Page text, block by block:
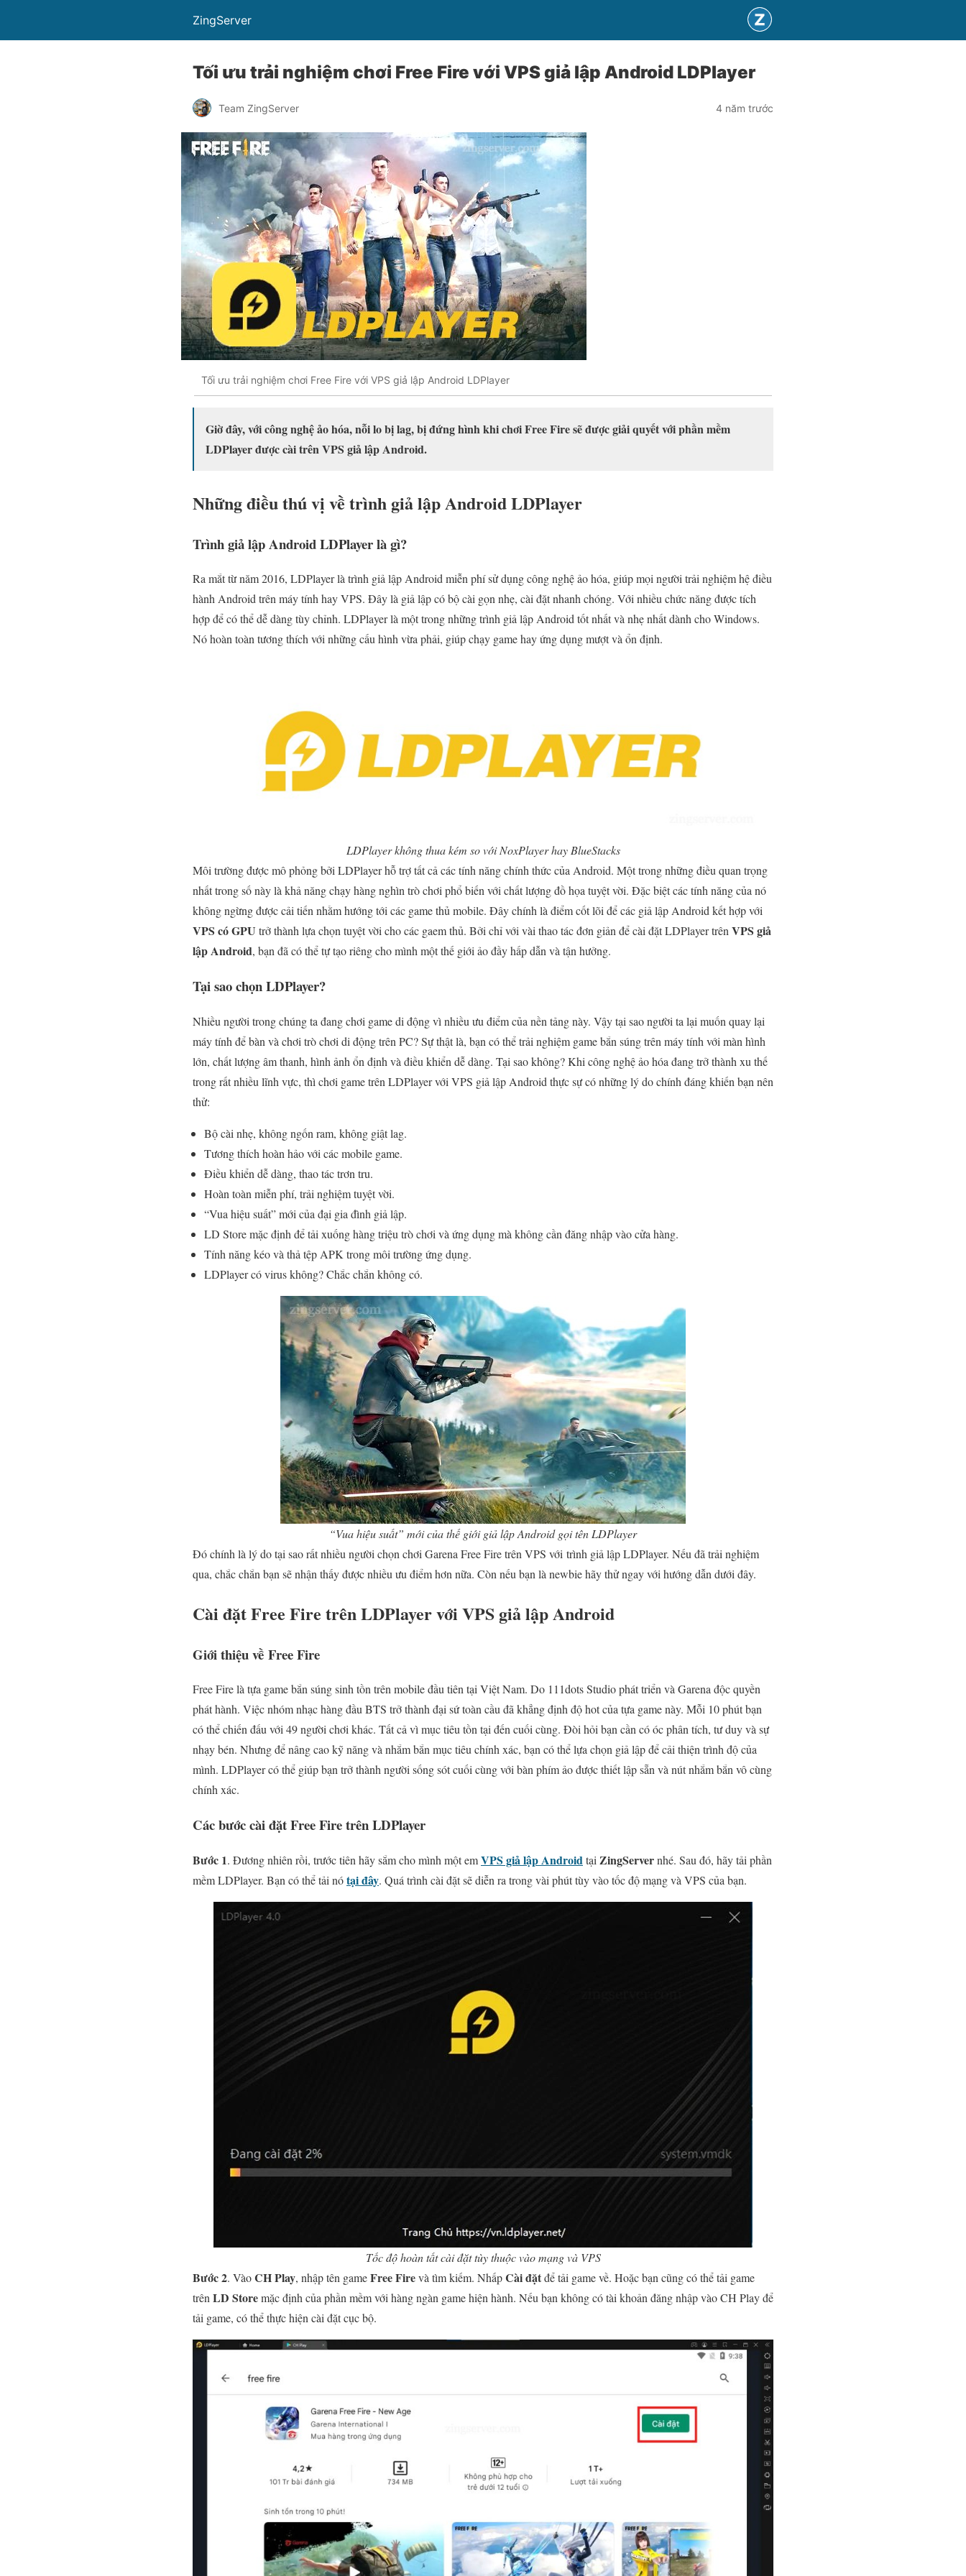
ZingServer
Tối ưu trải nghiệm chơi Free Fire với VPS giả lập Android LDPlayer
Team ZingServer 4 năm trước
Tối ưu trải nghiệm chơi Free Fire với VPS giả lập Android LDPlayer
Giờ đây, với công nghệ ảo hóa, nỗi lo bị lag, bị đứng hình khi chơi Free Fire sẽ được giải quyết với phần mềm
LDPlayer được cài trên VPS giả lập Android.
Những điều thú vị về trình giả lập Android LDPlayer
Trình giả lập Android LDPlayer là gì?
Ra mắt từ năm 2016, LDPlayer là trình giả lập Android miễn phí sử dụng công nghệ ảo hóa, giúp mọi người trải nghiệm hệ điều
hành Android trên máy tính hay VPS. Đây là giả lập có bộ cài gọn nhẹ, cài đặt nhanh chóng. Với nhiều chức năng được tích
hợp để có thể dễ dàng tùy chỉnh. LDPlayer là một trong những trình giả lập Android tốt nhất và nhẹ nhất dành cho Windows.
Nó hoàn toàn tương thích với những cấu hình vừa phải, giúp chạy game hay ứng dụng mượt và ổn định.
LDPlayer không thua kém so với NoxPlayer hay BlueStacks
Môi trường được mô phỏng bởi LDPlayer hỗ trợ tất cả các tính năng chính thức của Android. Một trong những điều quan trọng
nhất trong số này là khả năng chạy hàng nghìn trò chơi phổ biến với chất lượng đồ họa tuyệt vời. Đặc biệt các tính năng của nó
không ngừng được cải tiến nhằm hướng tới các game thủ mobile. Đây chính là điểm cốt lõi để các giả lập Android kết hợp với
VPS có GPU trở thành lựa chọn tuyệt vời cho các gaem thủ. Bởi chỉ với vài thao tác đơn giản để cài đặt LDPlayer trênVPS giả
lập Android, bạn đã có thể tự tạo riêng cho mình một thế giới ảo đầy hấp dẫn và tận hưởng.
Tại sao chọn LDPlayer?
Nhiều người trong chúng ta đang chơi game di động vì nhiều ưu điểm của nền tảng này. Vậy tại sao người ta lại muốn quay lại
máy tính để bàn và chơi trò chơi di động trên PC? Sự thật là, bạn có thể trải nghiệm game bắn súng trên máy tính với màn hình
lớn, chất lượng âm thanh, hình ảnh ổn định và điều khiển dễ dàng. Tại sao không? Khi công nghệ ảo hóa đang trở thành xu thế
trong rất nhiều lĩnh vực, thì chơi game trên LDPlayer với VPS giả lập Android thực sự có những lý do chính đáng khiến bạn nên
thử:
Bộ cài nhẹ, không ngốn ram, không giật lag.
Tương thích hoàn hảo với các mobile game.
Điều khiển dễ dàng, thao tác trơn tru.
Hoàn toàn miễn phí, trải nghiệm tuyệt vời.
“Vua hiệu suất” mới của đại gia đình giả lập.
LD Store mặc định để tải xuống hàng triệu trò chơi và ứng dụng mà không cần đăng nhập vào cửa hàng.
Tính năng kéo và thả tệp APK trong môi trường ứng dụng.
LDPlayer có virus không? Chắc chắn không có.
“Vua hiệu suất” mới của thế giới giả lập Android gọi tên LDPlayer
Đó chính là lý do tại sao rất nhiều người chọn chơi Garena Free Fire trên VPS với trình giả lập LDPlayer. Nếu đã trải nghiệm
qua, chắc chắn bạn sẽ nhận thấy được nhiều ưu điểm hơn nữa. Còn nếu bạn là newbie hãy thử ngay với hướng dẫn dưới đây.
Cài đặt Free Fire trên LDPlayer với VPS giả lập Android
Giới thiệu về Free Fire
Free Fire là tựa game bắn súng sinh tồn trên mobile đầu tiên tại Việt Nam. Do 111dots Studio phát triển và Garena độc quyền
phát hành. Việc nhóm nhạc hàng đầu BTS trở thành đại sứ toàn cầu đã khẳng định độ hot của tựa game này. Mỗi 10 phút bạn
có thể chiến đấu với 49 người chơi khác. Tất cả vì mục tiêu tồn tại đến cuối cùng. Đòi hỏi bạn cần có óc phân tích, tư duy và sự
nhạy bén. Nhưng để nâng cao kỹ năng và nhắm bắn mục tiêu chính xác, bạn có thể lựa chọn giả lập để cải thiện trình độ của
mình. LDPlayer có thể giúp bạn trở thành người sống sót cuối cùng với bàn phím ảo được thiết lập sẵn và nút nhắm bắn vô cùng
chính xác.
Các bước cài đặt Free Fire trên LDPlayer
Bước 1. Đương nhiên rồi, trước tiên hãy sắm cho mình một emVPS giả lập Androidtại ZingServernhé. Sau đó, hãy tải phần
mềm LDPlayer. Bạn có thể tải nótại đây. Quá trình cài đặt sẽ diễn ra trong vài phút tùy vào tốc độ mạng và VPS của bạn.
Tốc độ hoàn tất cài đặt tùy thuộc vào mạng và VPS
Bước 2. VàoCH Play, nhập tên gameFree Firevà tìm kiếm. NhấpCài đặtđể tải game về. Hoặc bạn cũng có thể tải game
trên LD Storemặc định của phần mềm với hàng ngàn game hiện hành. Nếu bạn không có tài khoản đăng nhập vào CH Play để
tải game, có thể thực hiện cài đặt cục bộ.